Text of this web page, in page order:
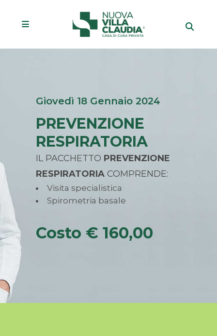
Giovedì 18 Gennaio 2024
PREVENZIONE
RESPIRATORIA
IL PACCHETTO PREVENZIONE
RESPIRATORIA COMPRENDE:
Visita specialistica
Spirometria basale
Costo € 160,00